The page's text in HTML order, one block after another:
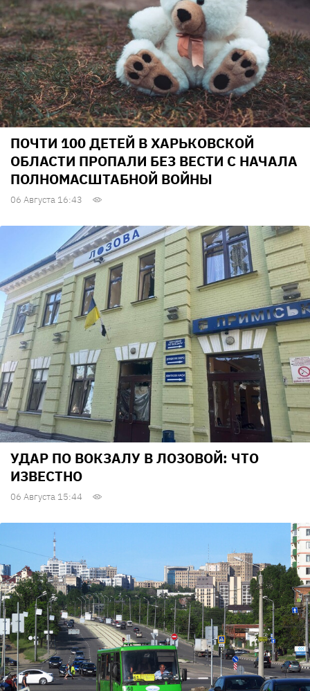
ПОЧТИ 100 ДЕТЕЙ В ХАРЬКОВСКОЙ
ОБЛАСТИ ПРОПАЛИ БЕЗ ВЕСТИ С НАЧАЛА
ПОЛНОМАСШТАБНОЙ ВОЙНЫ
06 Августа 16:43
УДАР ПО ВОКЗАЛУ В ЛОЗОВОЙ: ЧТО
ИЗВЕСТНО
06 Августа 15:44